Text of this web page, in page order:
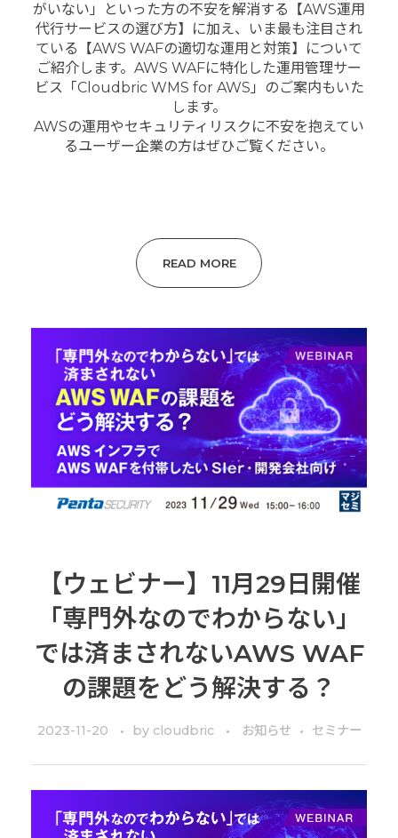
がいない」といった方の不安を解消する【AWS運用
代行サービスの選び方】に加え、いま最も注目され
ている【AWS WAFの適切な運用と対策】について
ご紹介します。AWS WAFに特化した運用管理サー
ビス「Cloudbric WMS for AWS」のご案内もいた
します。
AWSの運用やセキュリティリスクに不安を抱えてい
るユーザー企業の方はぜひご覧ください。
READ MORE
【ウェビナー】11月29日開催
「専門外なのでわからない」
では済まされないAWS WAF
の課題をどう解決する？
2023-11-20 by cloudbric お知らせ セミナー